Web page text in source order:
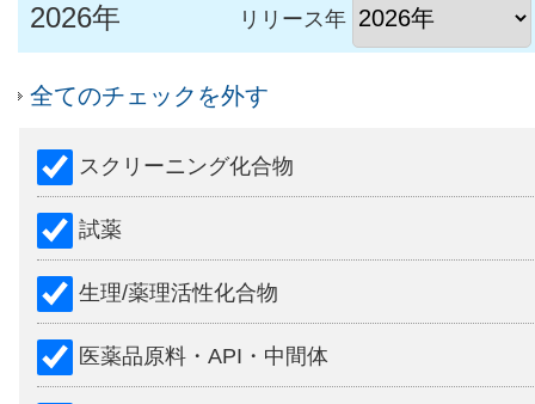
2026年 リリース年
全てのチェックを外す
スクリーニング化合物
試薬
生理/薬理活性化合物
医薬品原料・API・中間体